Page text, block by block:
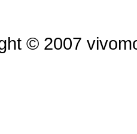
© 2007